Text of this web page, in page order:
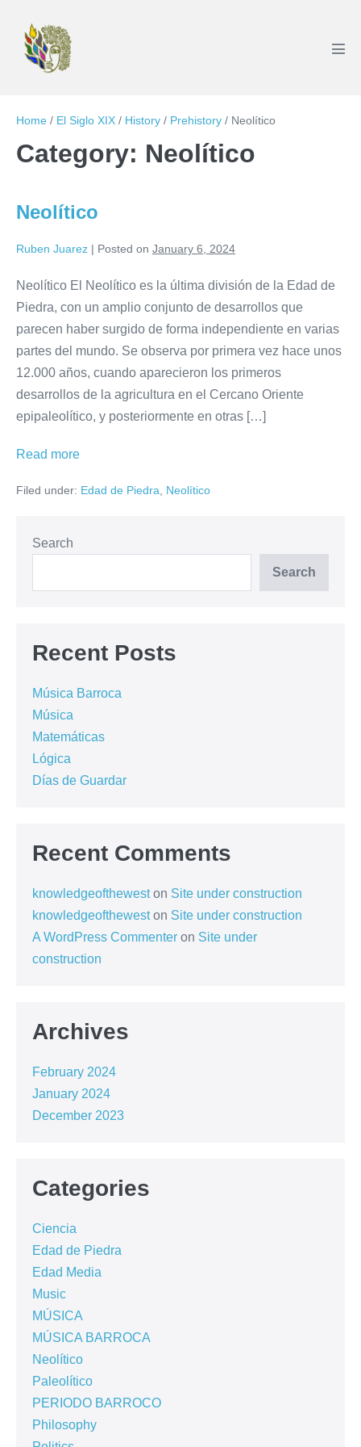
content
Home / El Siglo XIX / History / Prehistory / Neolítico
Category: Neolítico
Neolítico
Ruben Juarez | Posted on January 6, 2024
Neolítico El Neolítico es la última división de la Edad de
Piedra, con un amplio conjunto de desarrollos que
parecen haber surgido de forma independiente en varias
partes del mundo. Se observa por primera vez hace unos
12.000 años, cuando aparecieron los primeros
desarrollos de la agricultura en el Cercano Oriente
epipaleolítico, y posteriormente en otras […]
Read moreNeolítico
Filed under: Edad de Piedra Neolítico
Search
Search
Recent Posts
Música Barroca
Música
Matemáticas
Lógica
Días de Guardar
Recent Comments
knowledgeoftheweston Site under construction
knowledgeoftheweston Site under construction
A WordPress Commenter on Site under
construction
Archives
February 2024
January 2024
December 2023
Categories
Ciencia
Edad de Piedra
Edad Media
Music
MÚSICA
MÚSICA BARROCA
Neolítico
Paleolítico
PERIODO BARROCO
Philosophy